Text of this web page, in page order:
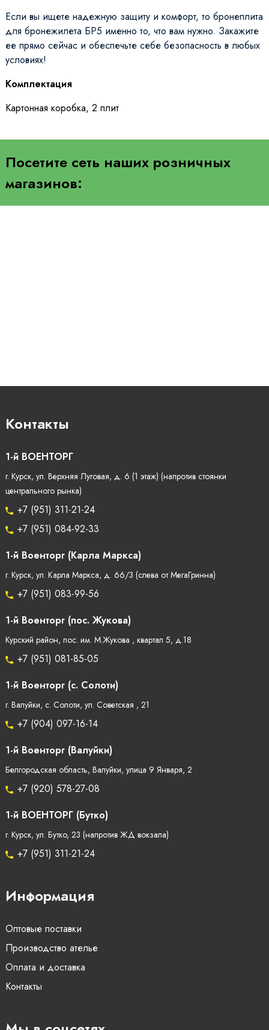
Если вы ищете надежную защиту и комфорт, то бронеплита
для бронежилета БР5 именно то, что вам нужно. Закажите
ее прямо сейчас и обеспечьте себе безопасность в любых
условиях!
Комплектация
Картонная коробка, 2 плит
Посетите сеть наших розничных
магазинов:
Контакты
1-й ВОЕНТОРГ
г. Курск, ул. Верхняя Луговая, д. 6 (1 этаж) (напротив стоянки
центрального рынка)
+7 (951) 311-21-24
+7 (951) 084-92-33
1-й Военторг (Карла Маркса)
г. Курск, ул. Карла Маркса, д. 66/3 (слева от МегаГринна)
+7 (951) 083-99-56
1-й Военторг (пос. Жукова)
Курский район, пос. им. М.Жукова , квартал 5, д.18
+7 (951) 081-85-05
1-й Военторг (с. Солоти)
г. Валуйки, с. Солоти, ул. Советская , 21
+7 (904) 097-16-14
1-й Военторг (Валуйки)
Белгородская область, Валуйки, улица 9 Января, 2
+7 (920) 578-27-08
1-й ВОЕНТОРГ (Бутко)
г. Курск, ул. Бутко, 23 (напротив ЖД вокзала)
+7 (951) 311-21-24
Информация
Оптовые поставки
Производство ателье
Оплата и доставка
Контакты